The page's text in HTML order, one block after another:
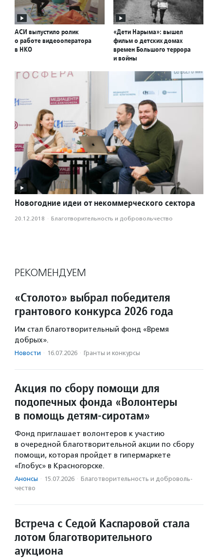
АСИ выпустило ролик
о работе видеооператора
в НКО
«Дети Нарыма»: вышел
фильм о детских домах
времен Большого террора
и войны
Новогодние идеи от некоммерческого сектора
20.12.2018 · Благотвори­тель­ность и доброволь­чест­во
РЕКОМЕНДУЕМ
«Столото» выбрал победителя
грантового конкурса 2026 года
Им стал благотворительный фонд «Время
добрых».
Новости · 16.07.2026 · Гранты и конкурсы
Акция по сбору помощи для
подопечных фонда «Волонтеры
в помощь детям-сиротам»
Фонд приглашает волонтеров к участию
в очередной благотворительной акции по сбору
помощи, которая пройдет в гипермаркете
«Глобус» в Красногорске.
Анонсы · 15.07.2026 · Благотвори­тель­ность и доброволь­
чест­во
Встреча с Седой Каспаровой стала
лотом благотворительного
аукциона